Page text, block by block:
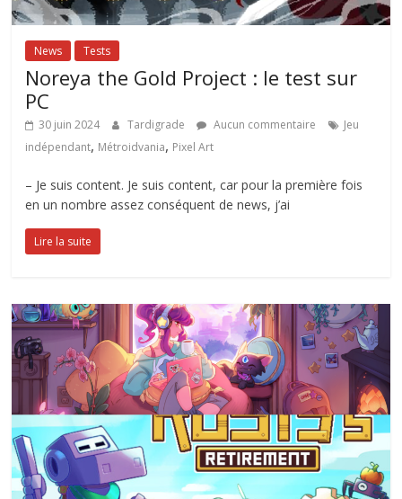
News Tests
Noreya the Gold Project : le test sur
PC
30 juin 2024 Tardigrade Aucun commentaire
Jeu
indépendant, Métroidvania, Pixel Art
– Je suis content. Je suis content, car pour la première fois
en un nombre assez conséquent de news, j’ai
Lire la suite